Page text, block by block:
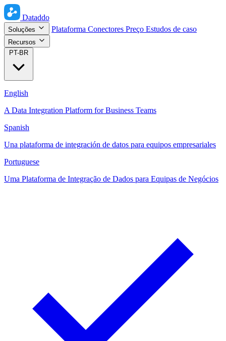
Dataddo
Soluções Plataforma Conectores Preço Estudos de caso
Recursos
PT-BR
English
A Data Integration Platform for Business Teams
Spanish
Una plataforma de integración de datos para equipos empresariales
Portuguese
Uma Plataforma de Integração de Dados para Equipas de Negócios